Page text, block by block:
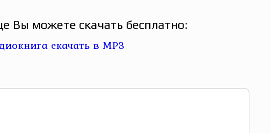
Вы можете скачать бесплатно: